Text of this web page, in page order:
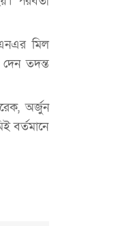
মিল
তদন্ত
অর্জুন
বর্তমানে